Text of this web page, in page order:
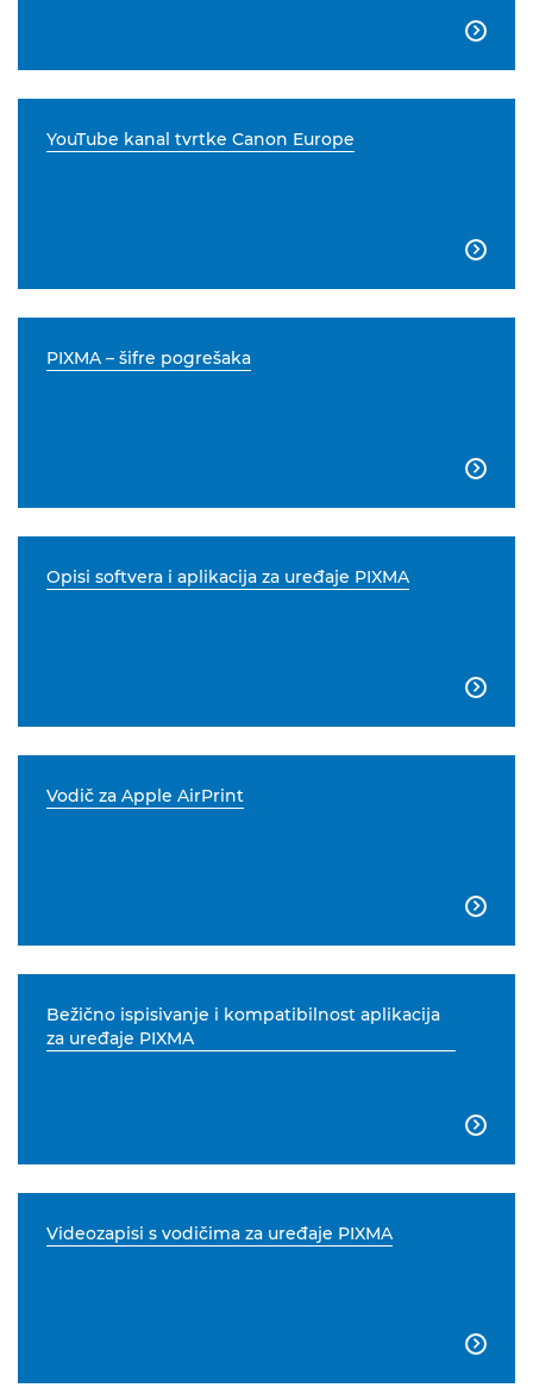

YouTube kanal tvrtke Canon Europe

PIXMA – šifre pogrešaka

Opisi softvera i aplikacija za uređaje PIXMA

Vodič za Apple AirPrint

Bežično ispisivanje i kompatibilnost aplikacija
za uređaje PIXMA

Videozapisi s vodičima za uređaje PIXMA
